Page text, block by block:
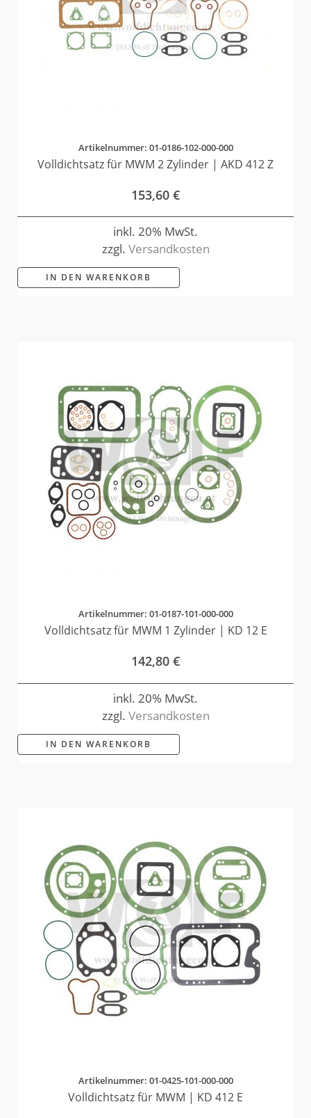
Artikelnummer: 01-0186-102-000-000
Volldichtsatz für MWM 2 Zylinder | AKD 412 Z
153,60 €
inkl. 20% MwSt.
zzgl. Versandkosten
IN DEN WARENKORB
Artikelnummer: 01-0187-101-000-000
Volldichtsatz für MWM 1 Zylinder | KD 12 E
142,80 €
inkl. 20% MwSt.
zzgl. Versandkosten
IN DEN WARENKORB
Artikelnummer: 01-0425-101-000-000
Volldichtsatz für MWM | KD 412 E